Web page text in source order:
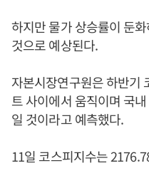
하지만 물가 상승률이 둔
것으로 예상된다.
자본시장연구원은 하반기
트 사이에서 움직이며 국
일 것이라고 예측했다.
11일 코스피지수는